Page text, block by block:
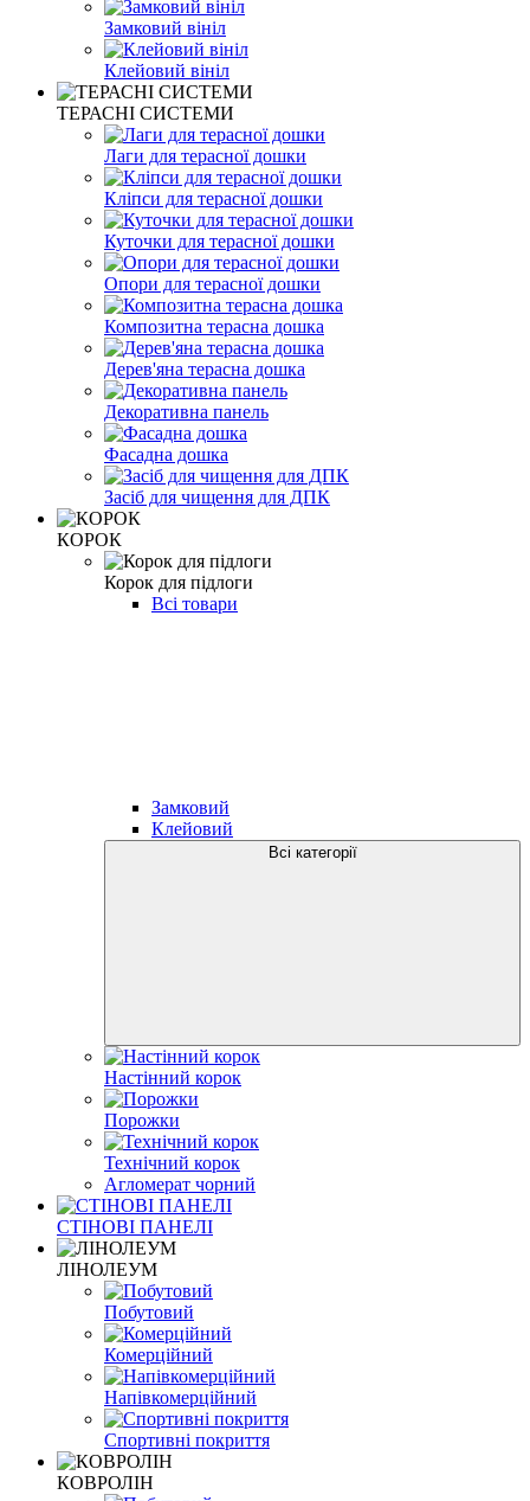
Замковий вініл
Клейовий вініл
ТЕРАСНІ СИСТЕМИ
Лаги для терасної дошки
Кліпси для терасної дошки
Куточки для терасної дошки
Опори для терасної дошки
Композитна терасна дошка
Дерев'яна терасна дошка
Декоративна панель
Фасадна дошка
Засіб для чищення для ДПК
КОРОК
Корок для підлоги
Всі товари
Замковий
Клейовий
Всі категорії
Настінний корок
Порожки
Технічний корок
Агломерат чорний
СТІНОВІ ПАНЕЛІ
ЛІНОЛЕУМ
Побутовий
Комерційний
Напівкомерційний
Спортивні покриття
КОВРОЛІН